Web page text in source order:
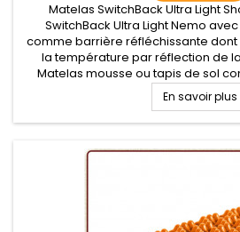
Matelas SwitchBack Ultra Light
SwitchBack Ultra Light Nemo
comme barrière réfléchissante
la température par réflection de
Matelas mousse ou tapis de sol
randonnée etEn savoir plus